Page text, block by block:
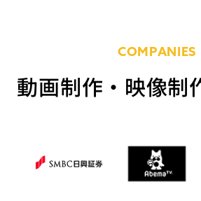
COMPANIES
動画制作・映像制